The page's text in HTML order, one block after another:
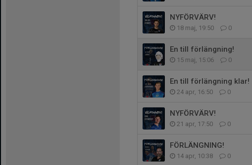
NYFÖRVÄRV!
18 maj, 19:50 0
En till förlängning!
15 maj, 15:06 0
En till förlängning klar!
24 apr, 16:50 0
NYFÖRVÄRV!
21 apr, 17:50 0
FÖRLÄNGNING!
14 apr, 10:38 0